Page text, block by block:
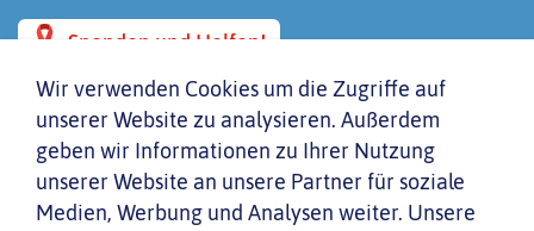
Spenden und Helfen!
Wir verwenden Cookies um die Zugriffe auf
unserer Website zu analysieren. Außerdem
geben wir Informationen zu Ihrer Nutzung
unserer Website an unsere Partner für soziale
Medien, Werbung und Analysen weiter. Unsere